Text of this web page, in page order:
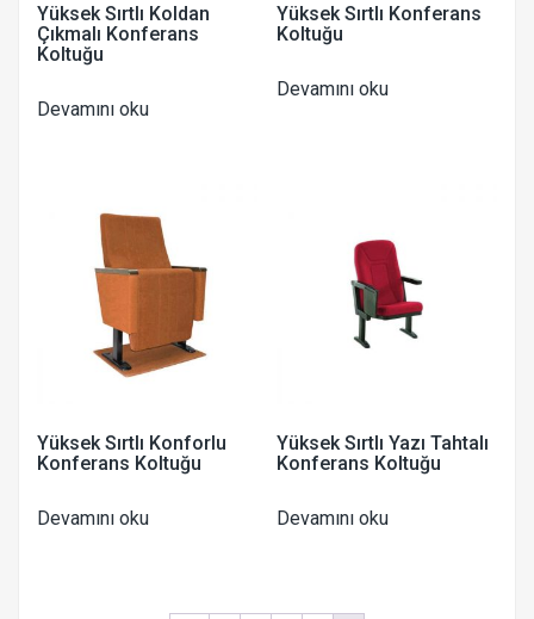
Yüksek Sırtlı Koldan
Çıkmalı Konferans
Koltuğu
Devamını oku
Yüksek Sırtlı Konferans
Koltuğu
Devamını oku
Yüksek Sırtlı Konforlu
Konferans Koltuğu
Devamını oku
Yüksek Sırtlı Yazı Tahtalı
Konferans Koltuğu
Devamını oku